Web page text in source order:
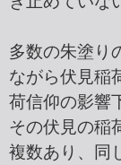
多数の朱塗り
ながら伏見稲
荷信仰の影響
その伏見の稲
複数あり、同